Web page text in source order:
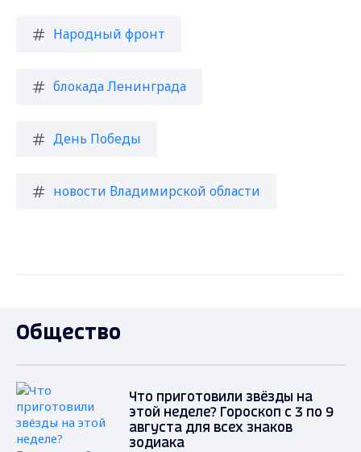
Народный фронт
блокада Ленинграда
День Победы
новости Владимирской области
Общество
Что приготовили звёзды на
этой неделе? Гороскоп с 3 по 9
августа для всех знаков
зодиака